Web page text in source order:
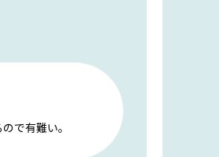
で有難い。